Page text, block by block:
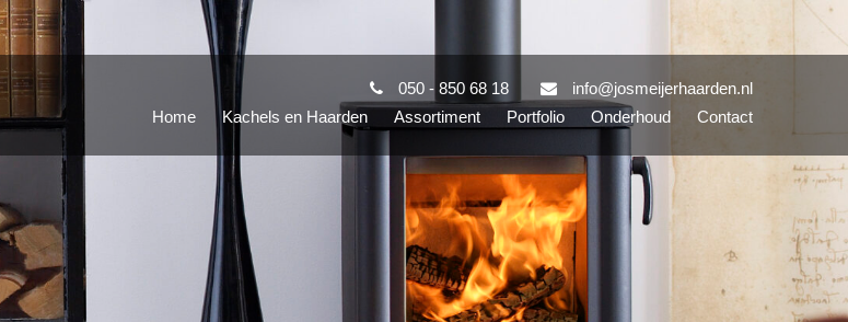
050 - 850 68 18
info@josmeijerhaarden.nl
Home
Kachels en Haarden Assortiment Portfolio Onderhoud Contact